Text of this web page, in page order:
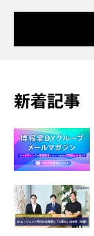
新着記事